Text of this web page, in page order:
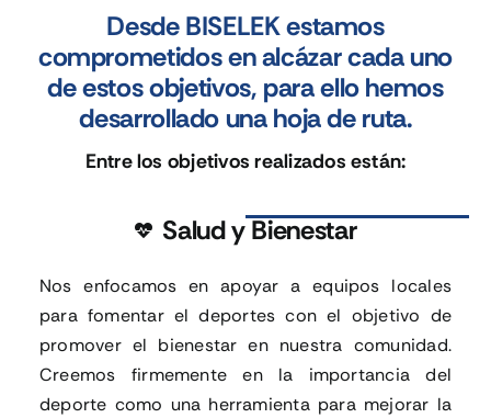
Desde BISELEK estamos
comprometidos en alcázar cada uno
de estos objetivos, para ello hemos
desarrollado una hoja de ruta.
Entre los objetivos realizados están:
Salud y Bienestar
Nos enfocamos en apoyar a equipos locales
para fomentar el deportes con el objetivo de
promover el bienestar en nuestra comunidad.
Creemos firmemente en la importancia del
deporte como una herramienta para mejorar la